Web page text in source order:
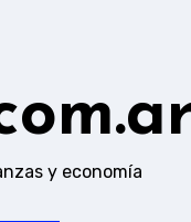
y economía